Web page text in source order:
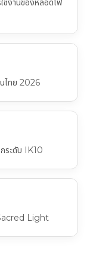
ช้งานของหลอดไฟ
นไทย 2026
ระดับ IK10
Light